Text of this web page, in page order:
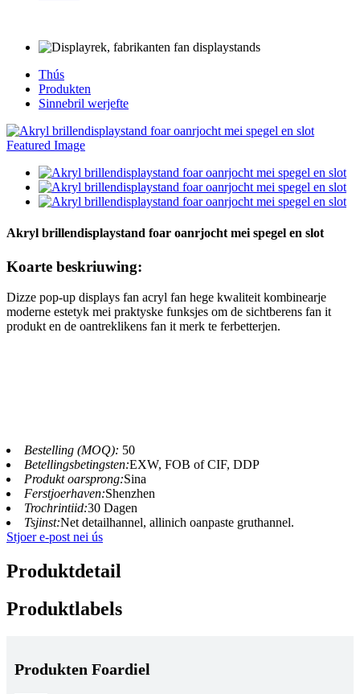
Thús
Produkten
Sinnebril werjefte
Akryl brillendisplaystand foar oanrjocht mei spegel en slot
Koarte beskriuwing:
Dizze pop-up displays fan acryl fan hege kwaliteit kombinearje
moderne estetyk mei praktyske funksjes om de sichtberens fan it
produkt en de oantreklikens fan it merk te ferbetterjen.
Bestelling (MOQ): 50
Betellingsbetingsten:EXW, FOB of CIF, DDP
Produkt oarsprong:Sina
Ferstjoerhaven:Shenzhen
Trochrintiid:30 Dagen
Tsjinst:Net detailhannel, allinich oanpaste gruthannel.
Stjoer e-post nei ús
Produktdetail
Produktlabels
Produkten Foardiel